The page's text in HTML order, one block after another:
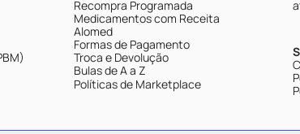
Recompra Programada
Medicamentos com Receita
Alomed
Formas de Pagamento
Troca e Devolução
Bulas de A a Z
Políticas de Marketplace